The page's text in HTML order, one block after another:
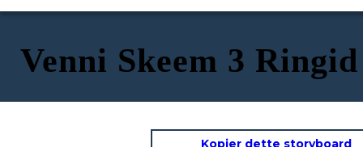
Venni Skeem 3 Ringid
Kopier dette storyboard